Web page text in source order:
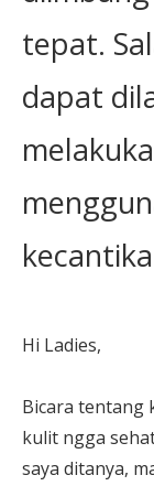
tepat.
dapat
Hi Ladies,
Bicara tentang
kulit ngga
saya ditanya,